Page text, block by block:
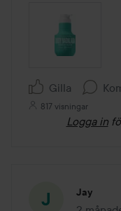
Gilla
817 visningar
Logga in
Jay